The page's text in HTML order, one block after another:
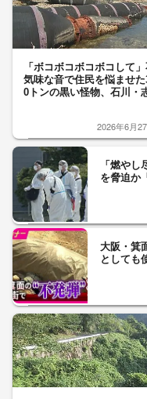
「ボコボコボコボコして
気味な音で住民を悩ませた
0トンの黒い怪物、石川・
2026年6月
「燃や
を脅迫か
大阪・箕
としても